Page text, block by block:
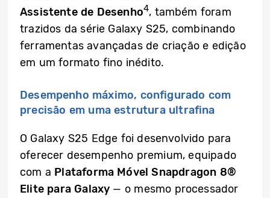
Assistente de Desenho4, também foram
trazidos da série Galaxy S25, combinando
ferramentas avançadas de criação e edição
em um formato fino inédito.
Desempenho máximo, configurado com
precisão em uma estrutura ultrafina
O Galaxy S25 Edge foi desenvolvido para
oferecer desempenho premium, equipado
com a Plataforma Móvel Snapdragon 8®
Elite para Galaxy — o mesmo processador